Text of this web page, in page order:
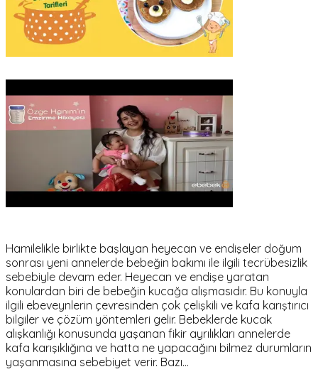
Hamilelikle birlikte başlayan heyecan ve endişeler doğum
sonrası yeni annelerde bebeğin bakımı ile ilgili tecrübesizlik
sebebiyle devam eder. Heyecan ve endişe yaratan
konulardan biri de bebeğin kucağa alışmasıdır. Bu konuyla
ilgili ebeveynlerin çevresinden çok çelişkili ve kafa karıştırıcı
bilgiler ve çözüm yöntemleri gelir. Bebeklerde kucak
alışkanlığı konusunda yaşanan fikir ayrılıkları annelerde
kafa karışıklığına ve hatta ne yapacağını bilmez durumların
yaşanmasına sebebiyet verir. Bazı…